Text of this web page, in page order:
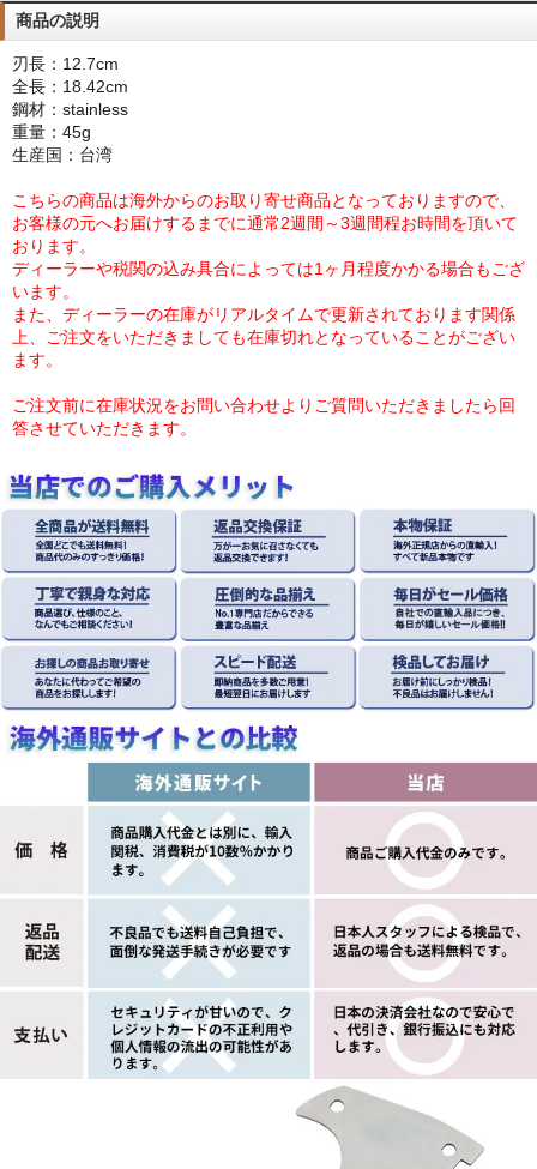
商品の説明
刃長：12.7cm
全長：18.42cm
鋼材：stainless
重量：45g
生産国：台湾
こちらの商品は海外からのお取り寄せ商品となっておりますので、
お客様の元へお届けするまでに通常2週間～3週間程お時間を頂いて
おります。
ディーラーや税関の込み具合によっては1ヶ月程度かかる場合もござ
います。
また、ディーラーの在庫がリアルタイムで更新されております関係
上、ご注文をいただきましても在庫切れとなっていることがござい
ます。
ご注文前に在庫状況をお問い合わせよりご質問いただきましたら回
答させていただきます。